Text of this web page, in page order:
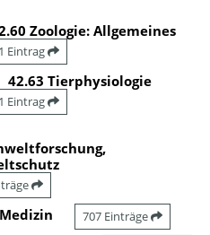
Zoologie: Allgemeines
1 Eintrag
42.63 Tierphysiologie
1 Eintrag
707 Einträge